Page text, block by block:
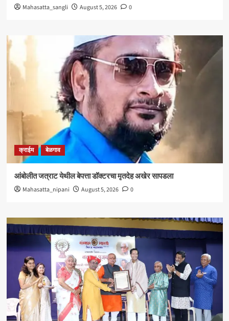
Mahasatta_sangli August 5, 2026 0
क्राईम बेळगाव
आंबोलीत जत्राट येथील बेपत्ता डॉक्टरचा मृतदेह अखेर सापडला
Mahasatta_nipani August 5, 2026 0